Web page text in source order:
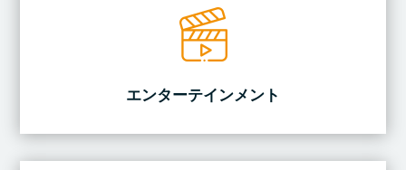
エンターテインメント